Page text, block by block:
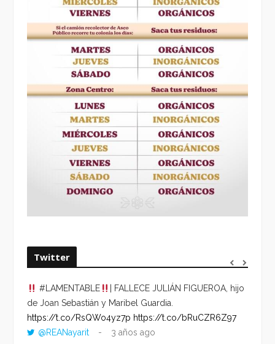
Twitter
#LAMENTABLE
| FALLECE JULIÁN FIGUEROA, hijo
de Joan Sebastián y Maribel Guardia.
https://t.co/RsQWo4yz7p https://t.co/bRuCZR6Z97
@REANayarit
3 años ago